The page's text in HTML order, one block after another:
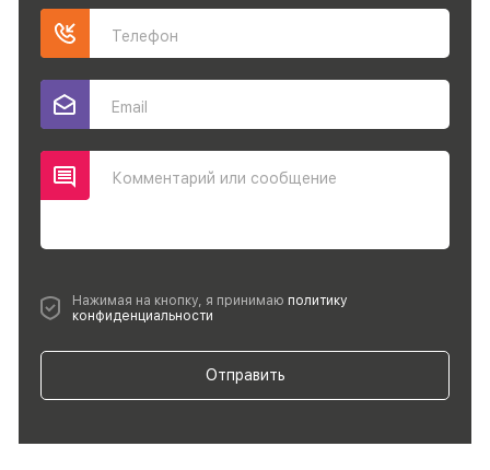
Телефон
Email
Комментарий или сообщение
Нажимая на кнопку, я принимаю политику
конфиденциальности
Отправить